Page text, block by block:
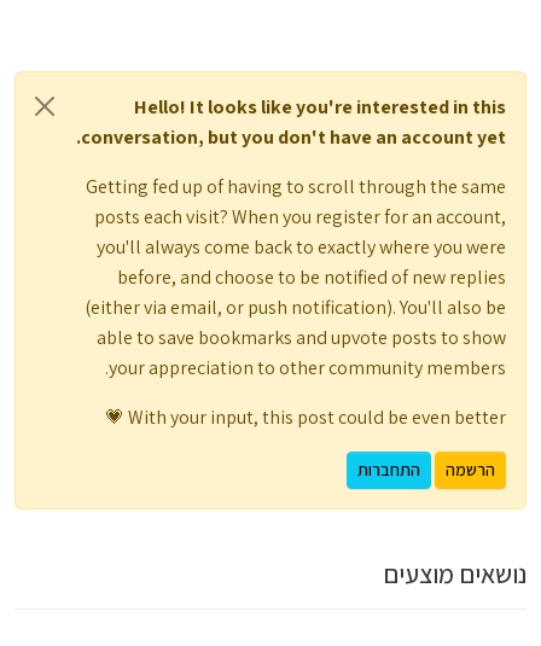
Hello! It looks like you're interested in this
conversation, but you don't have an account yet.
Getting fed up of having to scroll through the same
posts each visit? When you register for an account,
you'll always come back to exactly where you were
before, and choose to be notified of new replies
(either via email, or push notification). You'll also be
able to save bookmarks and upvote posts to show
your appreciation to other community members.
With your input, this post could be even better 💗
הרשמה התחברות
נושאים מוצעים